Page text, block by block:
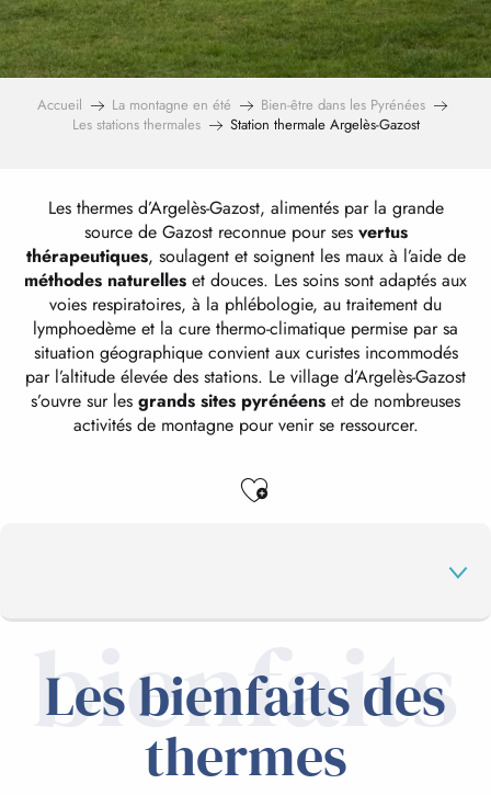
Accueil La montagne en été
Bien-être dans les Pyrénées
Les stations thermales
Station thermale Argelès-Gazost
Les thermes d’Argelès-Gazost, alimentés par la grande
source de Gazost reconnue pour ses vertus
thérapeutiques, soulagent et soignent les maux à l’aide de
méthodes naturelles et douces. Les soins sont adaptés aux
voies respiratoires, à la phlébologie, au traitement du
lymphoedème et la cure thermo-climatique permise par sa
situation géographique convient aux curistes incommodés
par l’altitude élevée des stations. Le village d’Argelès-Gazost
s’ouvre sur les grands sites pyrénéens et de nombreuses
activités de montagne pour venir se ressourcer.
Ajouter aux
LES THERMES
LES INDICATIONS THÉRAPEUTIQUES
bienfaits
Les bienfaits des
thermes